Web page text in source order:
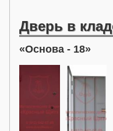
Дверь в
Основа - 18